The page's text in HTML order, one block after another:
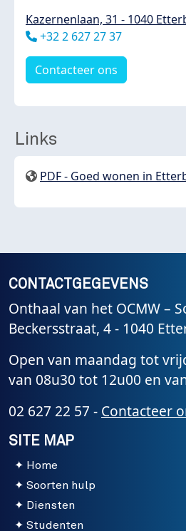
Kazernenlaan, 31 - 1040
Téléphone
+32 2 627 27 37
Contacteer ons
Links
PDF - Goed wonen in
CONTACTGEGEVENS
Onthaal van het OCMW –
Beckersstraat, 4 - 1040
Open van maandag tot
van 08u30 tot 12u00 en
02 627 22 57 - Contacteer
SITE MAP
Home
Soorten hulp
Diensten
Studenten